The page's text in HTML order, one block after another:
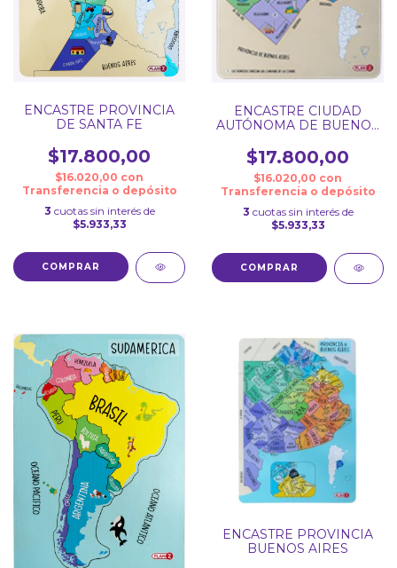
ENCASTRE PROVINCIA
DE SANTA FE
$17.800,00
$16.020,00 con
Transferencia o depósito
3 cuotas sin interés de
$5.933,33
ENCASTRE CIUDAD
AUTÓNOMA DE BUENOS
$17.800,00
$16.020,00 con
Transferencia o depósito
3 cuotas sin interés de
$5.933,33
ENCASTRE PROVINCIA
BUENOS AIRES